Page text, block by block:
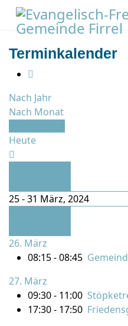
Terminkalender
Nach Jahr
Nach Monat
Heute
25 - 31 März, 2024
26. März
08:15 - 08:45
27. März
09:30 - 11:00
17:30 - 17:50